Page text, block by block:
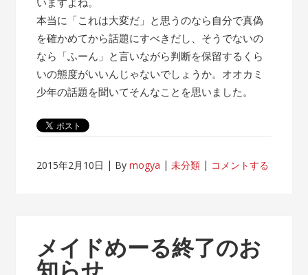
本当に「これは大変だ」と思うのなら自分で真偽
を確かめてから話題にすべきだし、そうでないの
なら「ふーん」と言いながら判断を保留するくら
いの態度がいいんじゃないでしょうか。オオカミ
少年の話題を聞いてそんなことを思いました。
2015年2月10日 Bymogya 未分類 コメントする
メイドめーる終了のお